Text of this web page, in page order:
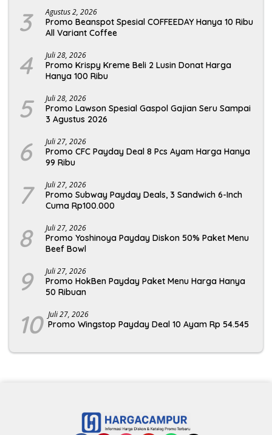
3 Agustus 2, 2026
Promo Beanspot Spesial COFFEEDAY Hanya 10 Ribu
All Variant Coffee
4 Juli 28, 2026
Promo Krispy Kreme Beli 2 Lusin Donat Harga
Hanya 100 Ribu
5 Juli 28, 2026
Promo Lawson Spesial Gaspol Gajian Seru Sampai
3 Agustus 2026
6 Juli 27, 2026
Promo CFC Payday Deal 8 Pcs Ayam Harga Hanya
99 Ribu
7 Juli 27, 2026
Promo Subway Payday Deals, 3 Sandwich 6-Inch
Cuma Rp100.000
8 Juli 27, 2026
Promo Yoshinoya Payday Diskon 50% Paket Menu
Beef Bowl
9 Juli 27, 2026
Promo HokBen Payday Paket Menu Harga Hanya
50 Ribuan
10 Juli 27, 2026
Promo Wingstop Payday Deal 10 Ayam Rp 54.545